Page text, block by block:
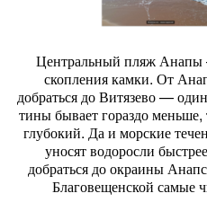
Центральный пляж Анапы
скопления камки. От
добраться до Витязево —
тины бывает гораздо меньше,
глубокий. Да и морские
уносят водоросли
добраться до окраины
Благовещенской самые